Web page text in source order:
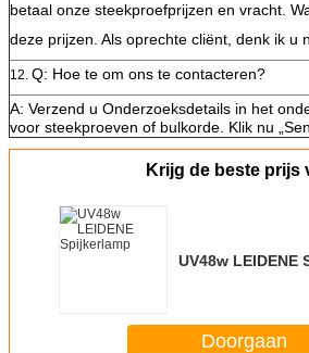
betaal onze steekproefprijzen en vracht.
deze prijzen. Als oprechte cliënt, denk ik u
12. Q: Hoe te om ons te contacteren?
A: Verzend u Onderzoeksdetails in het
voor steekproeven of bulkorde. Klik nu
Krijg de beste prijs
UV48w LEIDENE
Doorgaan